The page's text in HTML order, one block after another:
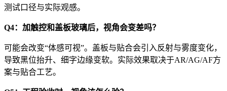
测试口径与实际观感。
Q4：加触控和盖板玻璃后，视角会变差吗？
可能会改变“体感可视”。盖板与贴合会引入反射与雾度变化，
导致黑位抬升、细字边缘变软。实际效果取决于AR/AG/AF方
案与贴合工艺。